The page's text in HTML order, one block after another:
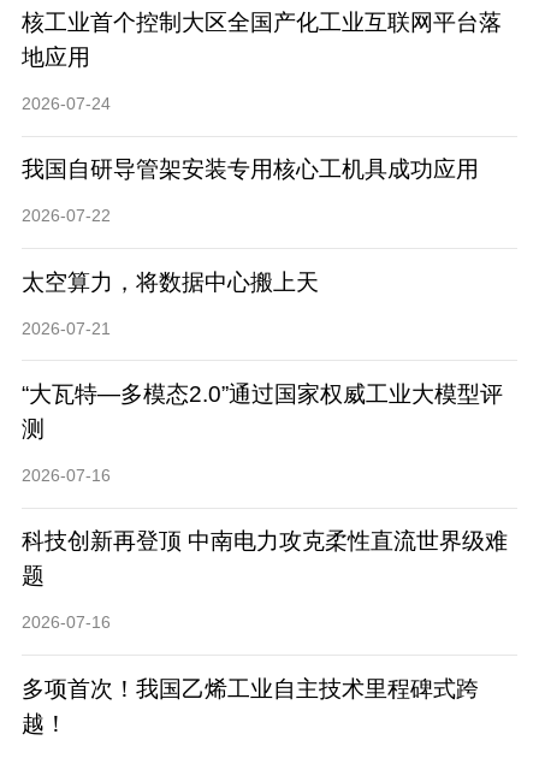
核工业首个控制大区全国产化工业互联网平台落
地应用
2026-07-24
我国自研导管架安装专用核心工机具成功应用
2026-07-22
太空算力，将数据中心搬上天
2026-07-21
“大瓦特—多模态2.0”通过国家权威工业大模型评
测
2026-07-16
科技创新再登顶 中南电力攻克柔性直流世界级难
题
2026-07-16
多项首次！我国乙烯工业自主技术里程碑式跨
越！